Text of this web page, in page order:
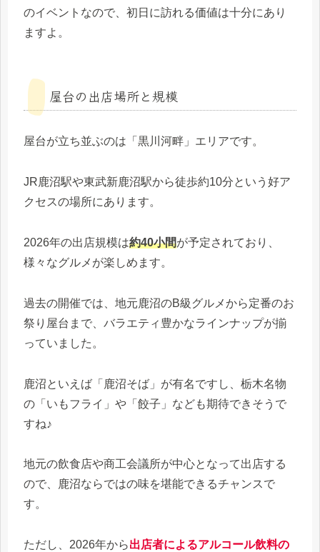
のイベントなので、初日に訪れる価値は十分にあり
ますよ。
屋台の出店場所と規模
屋台が立ち並ぶのは「黒川河畔」エリアです。
JR鹿沼駅や東武新鹿沼駅から徒歩約10分という好ア
クセスの場所にあります。
2026年の出店規模は約40小間が予定されており、
様々なグルメが楽しめます。
過去の開催では、地元鹿沼のB級グルメから定番のお
祭り屋台まで、バラエティ豊かなラインナップが揃
っていました。
鹿沼といえば「鹿沼そば」が有名ですし、栃木名物
の「いもフライ」や「餃子」なども期待できそうで
すね♪
地元の飲食店や商工会議所が中心となって出店する
ので、鹿沼ならではの味を堪能できるチャンスで
す。
ただし、2026年から出店者によるアルコール飲料の